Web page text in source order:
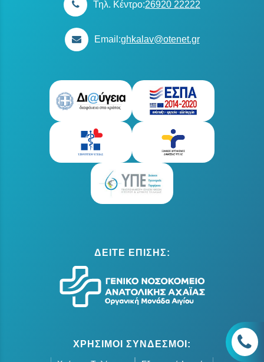
Τηλ. Κέντρο:26920 22222
Email:ghkalav@otenet.gr
ΔΕΙΤΕ ΕΠΙΣΗΣ:
ΧΡΗΣΙΜΟΙ ΣΥΝΔΕΣΜΟΙ: